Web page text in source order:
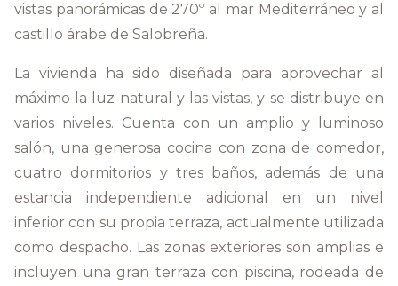
vistas panorámicas de 270º al mar Mediterráneo y al
castillo árabe de Salobreña.
La vivienda ha sido diseñada para aprovechar al
máximo la luz natural y las vistas, y se distribuye en
varios niveles. Cuenta con un amplio y luminoso
salón, una generosa cocina con zona de comedor,
cuatro dormitorios y tres baños, además de una
estancia independiente adicional en un nivel
inferior con su propia terraza, actualmente utilizada
como despacho. Las zonas exteriores son amplias e
incluyen una gran terraza con piscina, rodeada de